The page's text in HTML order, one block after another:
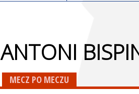
ANTONI
MECZ PO MECZU